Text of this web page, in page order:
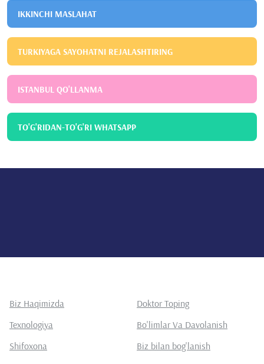
IKKINCHI MASLAHAT
TURKIYAGA SAYOHATNI REJALASHTIRING
ISTANBUL QO'LLANMA
TO'G'RIDAN-TO'G'RI WHATSAPP
Biz Haqimizda
Doktor Toping
Texnologiya
Bo'limlar Va Davolanish
Shifoxona
Biz bilan bog'lanish